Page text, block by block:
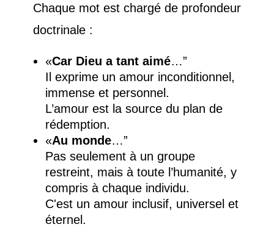
Chaque mot est chargé de profondeur
doctrinale :
«Car Dieu a tant aimé…”
Il exprime un amour inconditionnel,
immense et personnel.
L’amour est la source du plan de
rédemption.
«Au monde…”
Pas seulement à un groupe
restreint, mais à toute l’humanité, y
compris à chaque individu.
C'est un amour inclusif, universel et
éternel.